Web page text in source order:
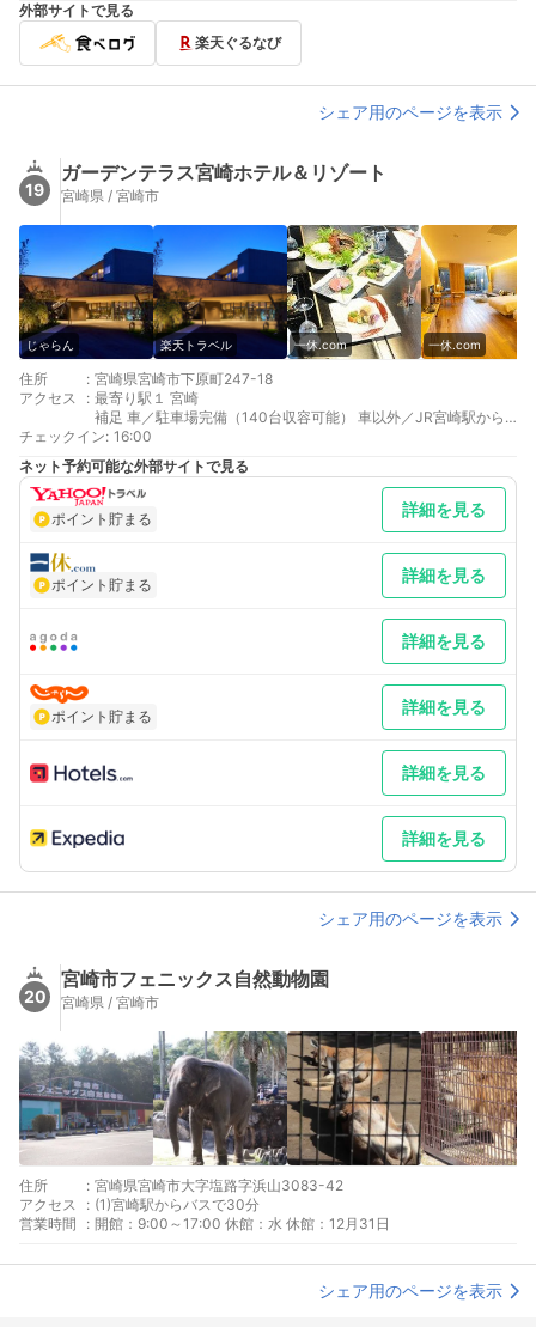
外部サイトで見る
楽天ぐるなび
シェア用のページを表示
19
ガーデンテラス宮崎ホテル＆リゾート
宮崎県 / 宮崎市
じゃらん 楽天トラベル 一休.com 一休.com
住所 : 宮崎県宮崎市下原町247-18
アクセス
: 最寄り駅１ 宮崎
補足 車／駐車場完備（140台収容可能） 車以外／JR宮崎駅から
徒歩10分。JR宮崎駅無料送迎あり。【事前予約制】
チェックイン: 16:00
ネット予約可能な外部サイトで見る
ポイント貯まる 詳細を見る
ポイント貯まる 詳細を見る
詳細を見る
ポイント貯まる 詳細を見る
詳細を見る
詳細を見る
シェア用のページを表示
20
宮崎市フェニックス自然動物園
宮崎県 / 宮崎市
住所 : 宮崎県宮崎市大字塩路字浜山3083-42
アクセス
: (1)宮崎駅からバスで30分
営業時間
: 開館：9:00～17:00 休館：水 休館：12月31日
シェア用のページを表示